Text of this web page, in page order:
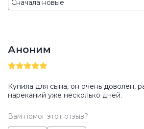
Аноним
Купила для сына, он очень доволен,
нареканий уже несколько дней.
Вам помог этот отзыв?